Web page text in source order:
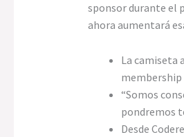
sponsor durante el
ahora aumentará
La camiseta
membership
“Somos
pondremos
Desde